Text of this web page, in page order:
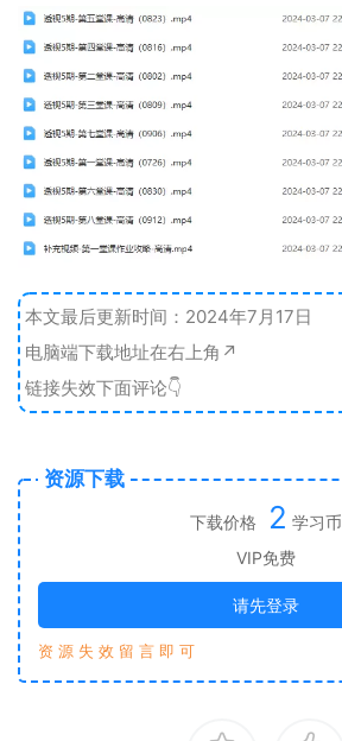
本文最后更新时间：2024年7月17日
电脑端下载地址在右上角↗️
链接失效下面评论👇
资源下载
下载价格 2 学习币
VIP免费
请先登录
资 源 失 效 留 言 即 可